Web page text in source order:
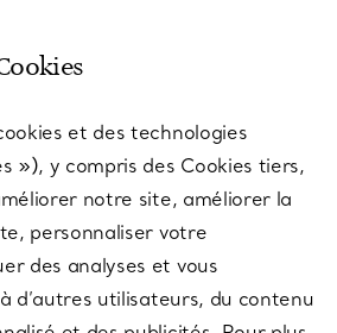
et des technologies
»), y compris des Cookies tiers,
notre site, améliorer la
personnaliser votre
des analyses et vous
d’autres utilisateurs, du contenu